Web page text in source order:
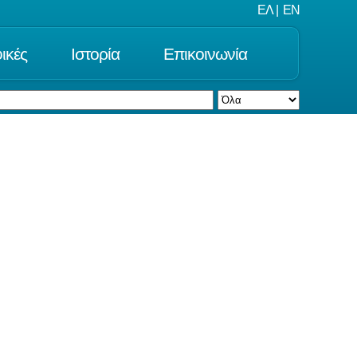
ΕΛ EN
Ιστορία Επικοινωνία